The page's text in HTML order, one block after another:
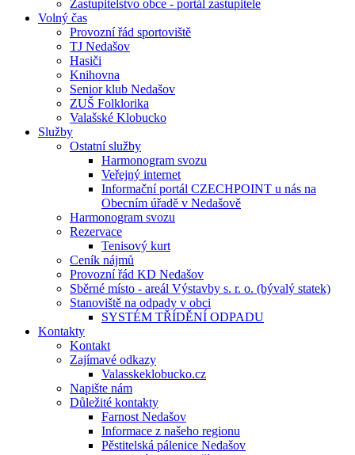
Zastupitelstvo obce - portál zastupitele
Volný čas
Provozní řád sportoviště
TJ Nedašov
Hasiči
Knihovna
Senior klub Nedašov
ZUŠ Folklorika
Valašské Klobucko
Služby
Ostatní služby
Harmonogram svozu
Veřejný internet
Informační portál CZECHPOINT u nás na
Obecním úřadě v Nedašově
Harmonogram svozu
Rezervace
Tenisový kurt
Ceník nájmů
Provozní řád KD Nedašov
Sběrné místo - areál Výstavby s. r. o. (bývalý statek)
Stanoviště na odpady v obci
SYSTÉM TŘÍDĚNÍ ODPADU
Kontakty
Kontakt
Zajímavé odkazy
Valasskeklobucko.cz
Napište nám
Důležité kontakty
Farnost Nedašov
Informace z našeho regionu
Pěstitelská pálenice Nedašov